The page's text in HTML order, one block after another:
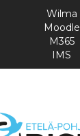
Wilma
Moodle
M365
IMS